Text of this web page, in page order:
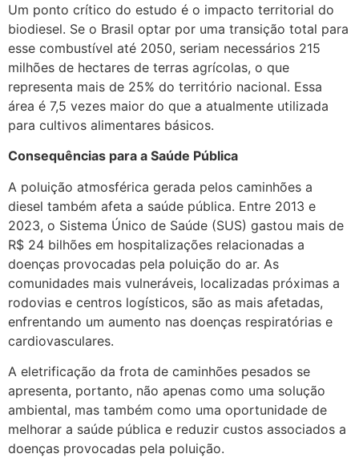
Um ponto crítico do estudo é o impacto territorial do
biodiesel. Se o Brasil optar por uma transição total para
esse combustível até 2050, seriam necessários 215
milhões de hectares de terras agrícolas, o que
representa mais de 25% do território nacional. Essa
área é 7,5 vezes maior do que a atualmente utilizada
para cultivos alimentares básicos.
Consequências para a Saúde Pública
A poluição atmosférica gerada pelos caminhões a
diesel também afeta a saúde pública. Entre 2013 e
2023, o Sistema Único de Saúde (SUS) gastou mais de
R$ 24 bilhões em hospitalizações relacionadas a
doenças provocadas pela poluição do ar. As
comunidades mais vulneráveis, localizadas próximas a
rodovias e centros logísticos, são as mais afetadas,
enfrentando um aumento nas doenças respiratórias e
cardiovasculares.
A eletrificação da frota de caminhões pesados se
apresenta, portanto, não apenas como uma solução
ambiental, mas também como uma oportunidade de
melhorar a saúde pública e reduzir custos associados a
doenças provocadas pela poluição.